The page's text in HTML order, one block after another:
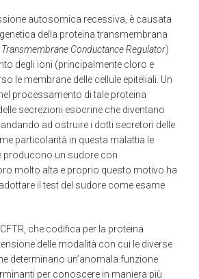
autosomica recessiva, è causata
della proteina transmembrana
Conductance Regulator)
degli ioni (principalmente cloro e
le membrane delle cellule epiteliali. Un
processamento di tale proteina
secrezioni esocrine che diventano
andando ad ostruire i dotti secretori delle
particolarità in questa malattia le
producono un sudore con
molto alta e proprio questo motivo ha
il test del sudore come esame
che codifica per la proteina
delle modalità con cui le diverse
determinano un’anomala funzione
per conoscere in maniera più